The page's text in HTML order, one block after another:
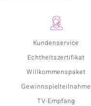
Kundenservice
Echtheitszertifikat
Willkommenspaket
Gewinnspielteilnahme
TV-Empfang